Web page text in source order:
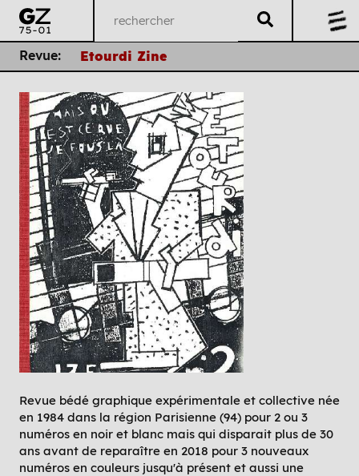
Revue: Etourdi Zine
Revue bédé graphique expérimentale et collective née
en 1984 dans la région Parisienne (94) pour 2 ou 3
numéros en noir et blanc mais qui disparait plus de 30
ans avant de reparaître en 2018 pour 3 nouveaux
numéros en couleurs jusqu'à présent et aussi une